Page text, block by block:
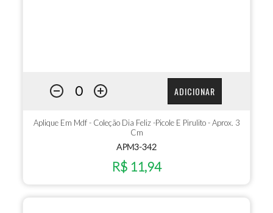
ADICIONAR
Aplique Em Mdf - Coleção Dia Feliz -Picole E Pirulito - Aprox. 3
Cm
APM3-342
R$ 11,94